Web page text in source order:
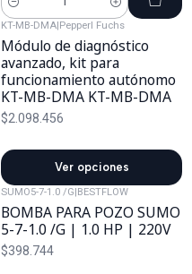
Cantidad
KT-MB-DMA Pepperl Fuchs
Módulo de diagnóstico
avanzado, kit para
funcionamiento autónomo
KT-MB-DMA KT-MB-DMA
$2.098.456
Ver opciones
SUMO5-7-1.0 /G BESTFLOW
BOMBA PARA POZO SUMO
5-7-1.0 /G | 1.0 HP | 220V
$398.744